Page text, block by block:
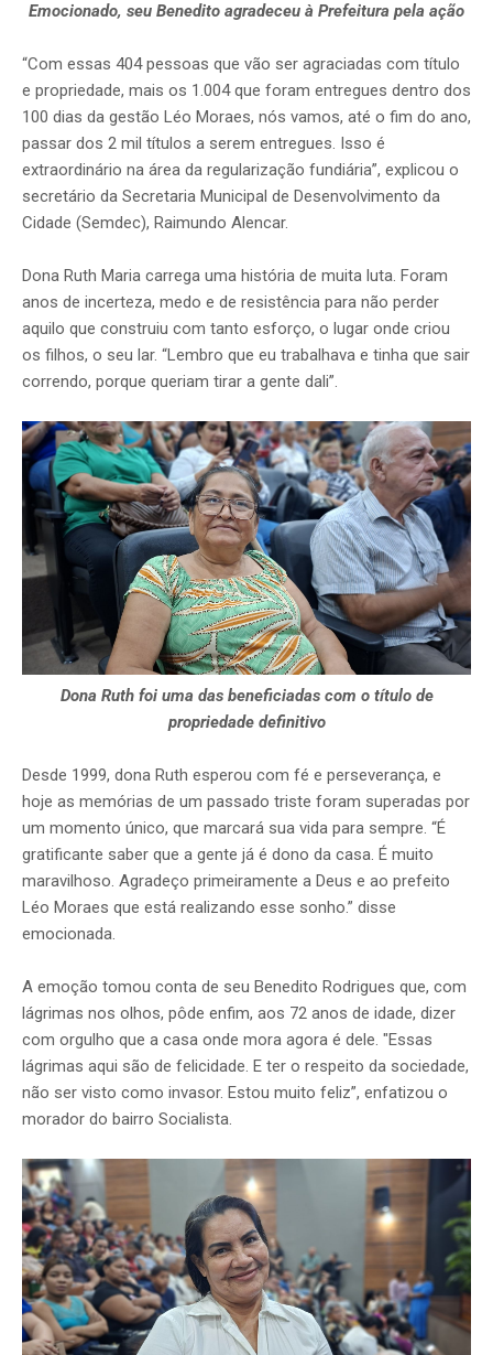
Emocionado, seu Benedito agradeceu à Prefeitura pela ação
“Com essas 404 pessoas que vão ser agraciadas com título
e propriedade, mais os 1.004 que foram entregues dentro dos
100 dias da gestão Léo Moraes, nós vamos, até o fim do ano,
passar dos 2 mil títulos a serem entregues. Isso é
extraordinário na área da regularização fundiária”, explicou o
secretário da Secretaria Municipal de Desenvolvimento da
Cidade (Semdec), Raimundo Alencar.
Dona Ruth Maria carrega uma história de muita luta. Foram
anos de incerteza, medo e de resistência para não perder
aquilo que construiu com tanto esforço, o lugar onde criou
os filhos, o seu lar. “Lembro que eu trabalhava e tinha que sair
correndo, porque queriam tirar a gente dali”.
Dona Ruth foi uma das beneficiadas com o título de
propriedade definitivo
Desde 1999, dona Ruth esperou com fé e perseverança, e
hoje as memórias de um passado triste foram superadas por
um momento único, que marcará sua vida para sempre. “É
gratificante saber que a gente já é dono da casa. É muito
maravilhoso. Agradeço primeiramente a Deus e ao prefeito
Léo Moraes que está realizando esse sonho.” disse
emocionada.
A emoção tomou conta de seu Benedito Rodrigues que, com
lágrimas nos olhos, pôde enfim, aos 72 anos de idade, dizer
com orgulho que a casa onde mora agora é dele. "Essas
lágrimas aqui são de felicidade. E ter o respeito da sociedade,
não ser visto como invasor. Estou muito feliz”, enfatizou o
morador do bairro Socialista.